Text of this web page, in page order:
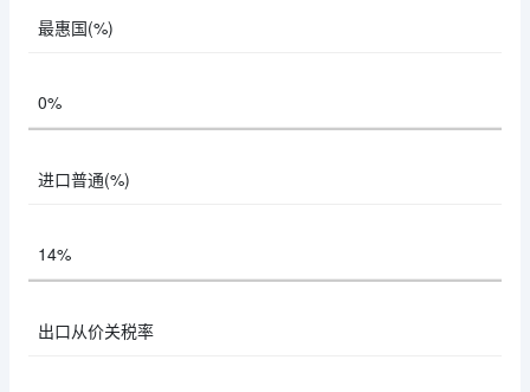
最惠国(%)
0%
进口普通(%)
14%
出口从价关税率